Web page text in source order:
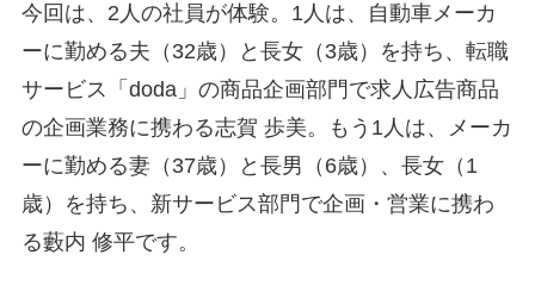
今回は、2人の社員が体験。1人は、自動車メーカ
ーに勤める夫（32歳）と長女（3歳）を持ち、転職
サービス「doda」の商品企画部門で求人広告商品
の企画業務に携わる志賀 歩美。もう1人は、メーカ
ーに勤める妻（37歳）と長男（6歳）、長女（1
歳）を持ち、新サービス部門で企画・営業に携わ
る藪内 修平です。